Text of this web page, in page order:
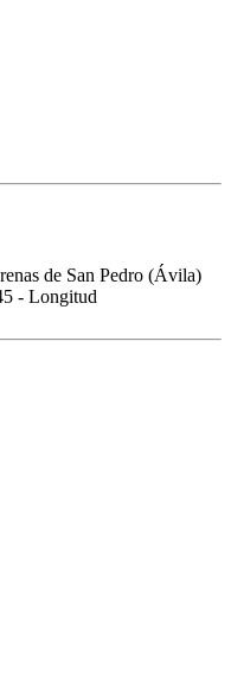
de San Pedro (Ávila)
- Longitud